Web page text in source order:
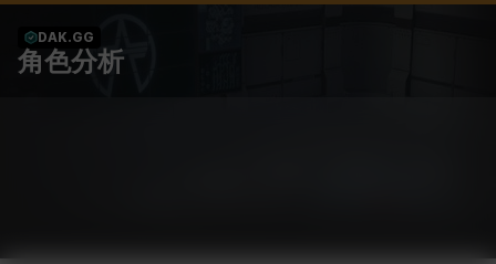
DAK.GG
角色分析